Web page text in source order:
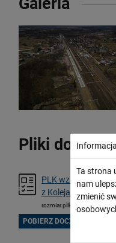
Pliki do
PLK wzmacniają
z Kolejami Litewskimi
rozmiar pliku: 56 KB
POBIERZ DOCX
Ta strona
nam
zmienić